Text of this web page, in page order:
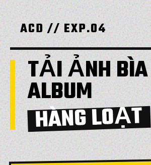
ACD // EXP.04
TẢI ẢNH BÌA
ALBUM
HÀNG LOẠT